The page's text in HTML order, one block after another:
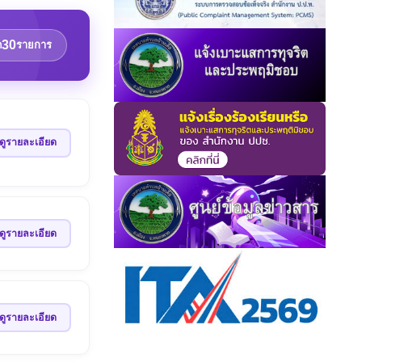
30รายการ
ดูรายละเอียด
ดูรายละเอียด
ดูรายละเอียด